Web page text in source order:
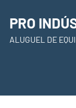
PRO
ALUGUEL DE